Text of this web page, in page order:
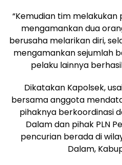
“Kemudian tim
mengamankan dua
berusaha melarikan diri,
mengamankan sejumlah
pelaku lainnya
Dikatakan Kapolsek,
bersama anggota
pihaknya berkoordinasi
Dalam dan pihak PLN
pencurian berada di
Dalam,